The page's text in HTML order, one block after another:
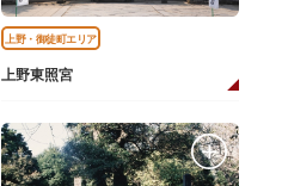
上野・御徒町エリア
上野東照宮